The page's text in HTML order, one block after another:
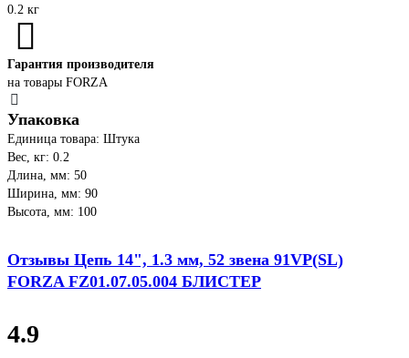
0.2 кг
Гарантия производителя
на товары FORZA
Упаковка
Единица товара: Штука
Вес, кг: 0.2
Длина, мм: 50
Ширина, мм: 90
Высота, мм: 100
Отзывы Цепь 14", 1.3 мм, 52 звена 91VP(SL)
FORZA FZ01.07.05.004 БЛИСТЕР
4.9